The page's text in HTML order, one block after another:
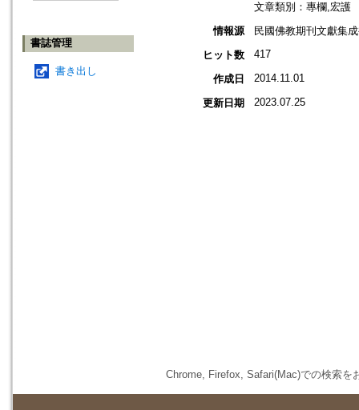
書誌管理
書き出し
文章類別：專欄,宏護
情報源
民國佛教期刊文獻集
ヒット数
417
作成日 2014.11.01
更新日期 2023.07.25
Chrome, Firefox, Safari(Mac)での検索を